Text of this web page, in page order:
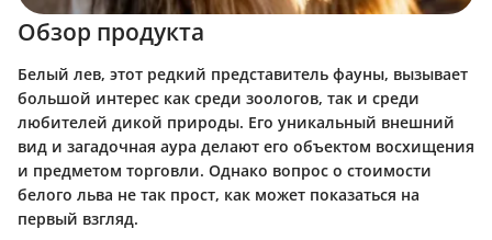
Обзор продукта
Белый лев, этот редкий представитель фауны, вызывает
большой интерес как среди зоологов, так и среди
любителей дикой природы. Его уникальный внешний
вид и загадочная аура делают его объектом восхищения
и предметом торговли. Однако вопрос о стоимости
белого льва не так прост, как может показаться на
первый взгляд.